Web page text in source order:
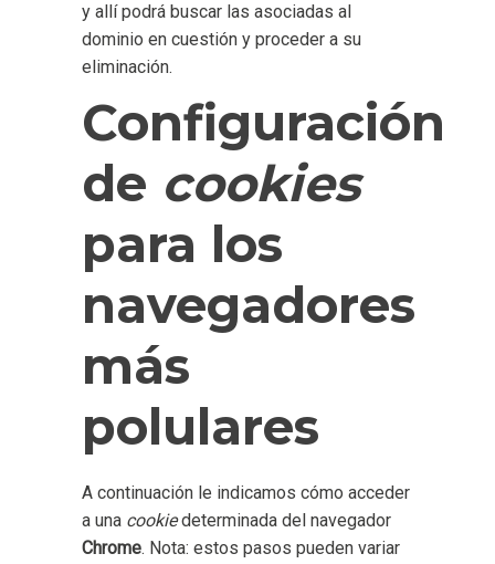
y allí podrá buscar las asociadas al
dominio en cuestión y proceder a su
eliminación.
Configuración
de cookies
para los
navegadores
más
polulares
A continuación le indicamos cómo acceder
a una cookiedeterminada del navegador
Chrome. Nota: estos pasos pueden variar